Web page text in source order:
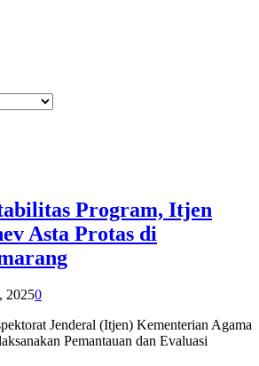
Program, Itjen
Asta Protas di
20250
Jenderal (Itjen) Kementerian Agama
Pemantauan dan Evaluasi